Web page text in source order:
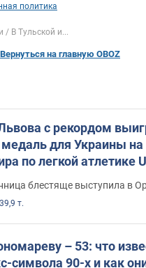
политика
В Тульской и...
Вернуться на главную OBOZ
с рекордом
для Украины на
по легкой атлетике
блестяще выступила в
39,9 т.
– 53: что
символа 90-х и как